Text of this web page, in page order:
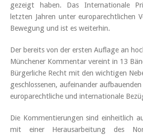
gezeigt haben. Das Internationale
letzten Jahren unter europarechtlichen
Bewegung und ist es weiterhin.
Der bereits von der ersten Auflage an
Münchener Kommentar vereint in 13
Bürgerliche Recht mit den wichtigen
geschlossenen, aufeinander
europarechtliche und internationale
Die Kommentierungen sind einheitlich
mit einer Herausarbeitung des